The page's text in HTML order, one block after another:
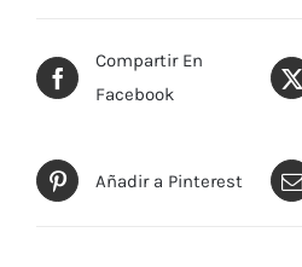
Compartir En
Facebook
Añadir a Pinterest